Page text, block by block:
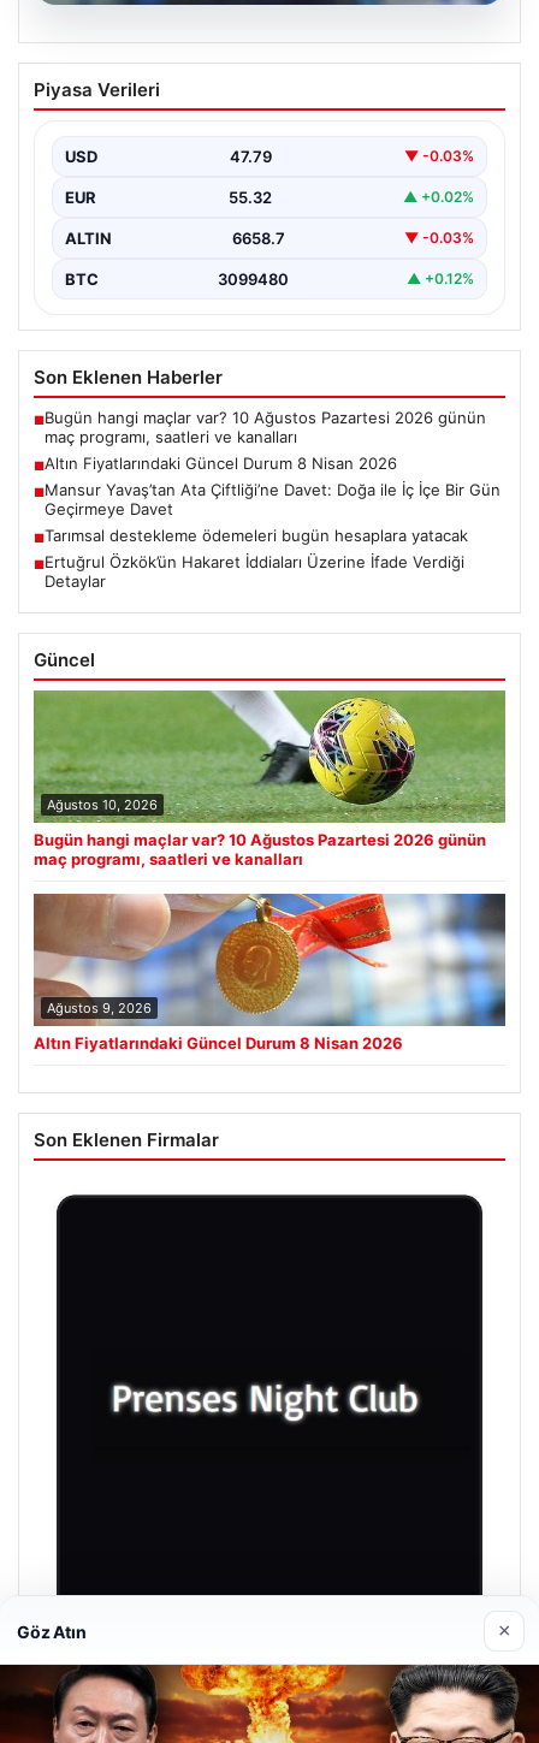
Altın Fiyatlarındaki Güncel Durum 8
Nisan 2026
jeopolitik gelişmeler ve uluslararası ilişkilerdeki
değişiklikler doğrultusunda şekilleniyor.…
Piyasa Verileri
USD 47.79 ▼ -0.03%
EUR 55.32 ▲ +0.02%
ALTIN 6658.7 ▼ -0.03%
BTC 3099480 ▲ +0.12%
Son Eklenen Haberler
■Bugün hangi maçlar var? 10 Ağustos Pazartesi 2026 günün
maç programı, saatleri ve kanalları
■Altın Fiyatlarındaki Güncel Durum 8 Nisan 2026
■Mansur Yavaş’tan Ata Çiftliği’ne Davet: Doğa ile İç İçe Bir Gün
Geçirmeye Davet
■Tarımsal destekleme ödemeleri bugün hesaplara yatacak
■Ertuğrul Özkök’ün Hakaret İddiaları Üzerine İfade Verdiği
Detaylar
Güncel
Ağustos 10, 2026
Bugün hangi maçlar var? 10 Ağustos Pazartesi 2026 günün
maç programı, saatleri ve kanalları
Ağustos 9, 2026
Altın Fiyatlarındaki Güncel Durum 8 Nisan 2026
Son Eklenen Firmalar
Prenses Night Club
Nisan 29, 2026
Göz Atın ×